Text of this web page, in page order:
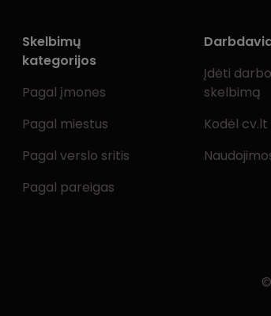
Skelbimų
kategorijos
Pagal įmones
Pagal miestus
Pagal verslo sritis
Pagal pareigas
Įdėti darbo
skelbimą
Kodėl cv.lt